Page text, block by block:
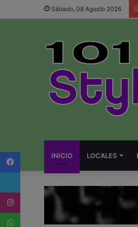
Sábado, 08 Agosto 2026
INICIO LOCALES
Twitter
Instagram